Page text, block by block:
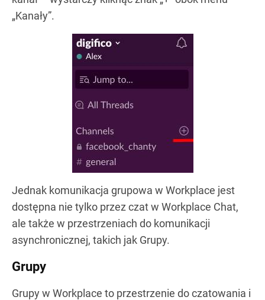
„Kanały”.
Jednak komunikacja grupowa w Workplace jest
dostępna nie tylko przez czat w Workplace Chat,
ale także w przestrzeniach do komunikacji
asynchronicznej, takich jak Grupy.
Grupy
Grupy w Workplace to przestrzenie do czatowania i